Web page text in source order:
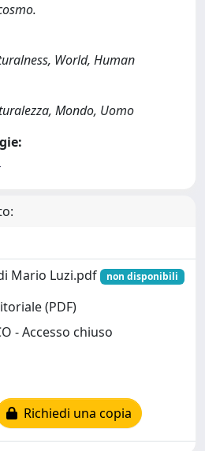
World, Human
Mondo, Uomo
Mario Luzi.pdf
non disponibili
(PDF)
- Accesso chiuso
Richiedi una copia